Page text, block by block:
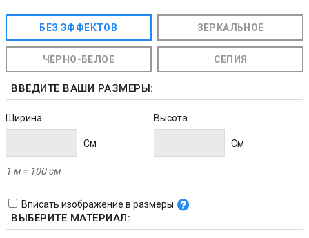
БЕЗ ЭФФЕКТОВ ЗЕРКАЛЬНОЕ
ЧЁРНО-БЕЛОЕ СЕПИЯ
ВВЕДИТЕ ВАШИ РАЗМЕРЫ:
Ширина
Cм
Высота
Cм
1 м = 100 см
Вписать изображение в размеры
ВЫБЕРИТЕ МАТЕРИАЛ: